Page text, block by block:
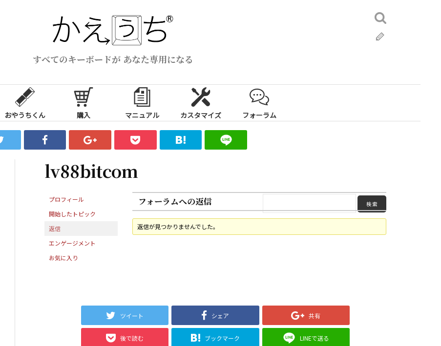
すべてのキーボードが あなた専用になる
検
索:
おやうちくん 購入 マニュアル カスタマイズ フォーラム
lv88bitcom
プロフィール
開始したトピック
返信
エンゲージメント
お気に入り
フォーラムへの返信
返信が見つかりませんでした。
ツイート シェア 共有
後で読む ブックマーク LINEで送る